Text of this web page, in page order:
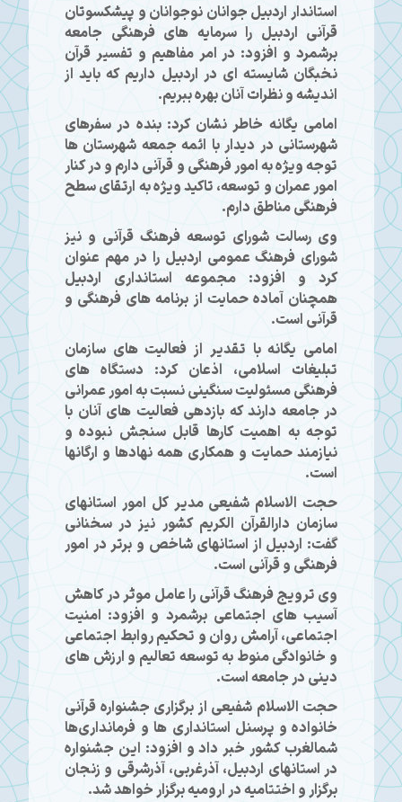
استاندار اردبیل جوانان نوجوانان و پیشکسوتان
قرآنی اردبیل را سرمایه های فرهنگی جامعه
برشمرد و افزود: در امر مفاهیم و تفسیر قرآن
نخبگان شایسته ای در اردبیل داریم که باید از
اندیشه و نظرات آنان بهره ببریم.
امامی یگانه خاطر نشان کرد: بنده در سفرهای
شهرستانی در دیدار با ائمه جمعه شهرستان ها
توجه ویژه به امور فرهنگی و قرآنی دارم و در کنار
امور عمران و توسعه، تاکید ویژه به ارتقای سطح
فرهنگی مناطق دارم.
وی رسالت شورای توسعه فرهنگ قرآنی و نیز
شورای فرهنگ عمومی اردبیل را در مهم عنوان
کرد و افزود: مجموعه استانداری اردبیل
همچنان آماده حمایت از برنامه های فرهنگی و
قرآنی است.
امامی یگانه با تقدیر از فعالیت های سازمان
تبلیغات اسلامی، اذعان کرد: دستگاه های
فرهنگی مسئولیت سنگینی نسبت به امور عمرانی
در جامعه دارند که بازدهی فعالیت های آنان با
توجه به اهمیت کارها قابل سنجش نبوده و
نیازمند حمایت و همکاری همه نهادها و ارگانها
است.
حجت الاسلام شفیعی مدیر کل امور استانهای
سازمان دارالقرآن الکریم کشور نیز در سخنانی
گفت: اردبیل از استانهای شاخص و برتر در امور
فرهنگی و قرآنی است.
وی ترویج فرهنگ قرآنی را عامل موثر در کاهش
آسیب های اجتماعی برشمرد و افزود: امنیت
اجتماعی، آرامش روان و تحکیم روابط اجتماعی
و خانوادگی منوط به توسعه تعالیم و ارزش های
دینی در جامعه است.
حجت الاسلام شفیعی از برگزاری جشنواره قرآنی
خانواده و پرسنل استانداری ها و فرمانداری‌ها
شمالغرب کشور خبر داد و افزود: این جشنواره
در استانهای اردبیل، آذرغربی، آذرشرقی و زنجان
برگزار و اختتامیه در ارومیه برگزار خواهد شد.